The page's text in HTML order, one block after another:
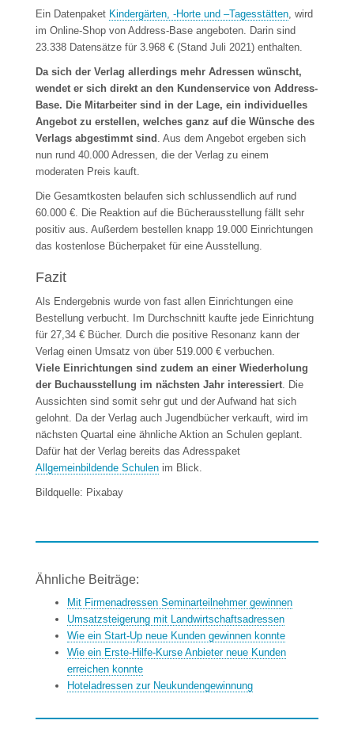
Ein Datenpaket Kindergärten, -Horte und –Tagesstätten , wird
im Online-Shop von Address-Base angeboten. Darin sind
23.338 Datensätze für 3.968 € (Stand Juli 2021) enthalten.
Da sich der Verlag allerdings mehr Adressen wünscht,
wendet er sich direkt an den Kundenservice von Address-
Base. Die Mitarbeiter sind in der Lage, ein individuelles
Angebot zu erstellen, welches ganz auf die Wünsche des
Verlags abgestimmt sind . Aus dem Angebot ergeben sich
nun rund 40.000 Adressen, die der Verlag zu einem
moderaten Preis kauft.
Die Gesamtkosten belaufen sich schlussendlich auf rund
60.000 €. Die Reaktion auf die Bücherausstellung fällt sehr
positiv aus. Außerdem bestellen knapp 19.000 Einrichtungen
das kostenlose Bücherpaket für eine Ausstellung.
Fazit
Als Endergebnis wurde von fast allen Einrichtungen eine
Bestellung verbucht. Im Durchschnitt kaufte jede Einrichtung
für 27,34 € Bücher. Durch die positive Resonanz kann der
Verlag einen Umsatz von über 519.000 € verbuchen.
Viele Einrichtungen sind zudem an einer Wiederholung
der Buchausstellung im nächsten Jahr interessiert . Die
Aussichten sind somit sehr gut und der Aufwand hat sich
gelohnt. Da der Verlag auch Jugendbücher verkauft, wird im
nächsten Quartal eine ähnliche Aktion an Schulen geplant.
Dafür hat der Verlag bereits das Adresspaket
Allgemeinbildende Schulen im Blick.
Bildquelle: Pixabay
Ähnliche Beiträge:
Mit Firmenadressen Seminarteilnehmer gewinnen
Umsatzsteigerung mit Landwirtschaftsadressen
Wie ein Start-Up neue Kunden gewinnen konnte
Wie ein Erste-Hilfe-Kurse Anbieter neue Kunden
erreichen konnte
Hoteladressen zur Neukundengewinnung